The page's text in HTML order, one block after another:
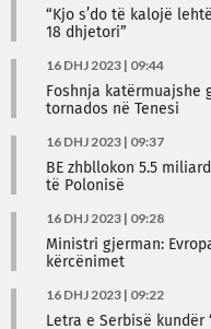
“Kjo s’do të kalojë
18 dhjetori”
16 DHJ 2023 | 09:44
Foshnja katërmuajshe
tornados në Tenesi
16 DHJ 2023 | 09:37
BE zhbllokon 5.5
të Polonisë
16 DHJ 2023 | 09:28
Ministri gjerman:
kërcënimet
16 DHJ 2023 | 09:22
Letra e Serbisë kundër